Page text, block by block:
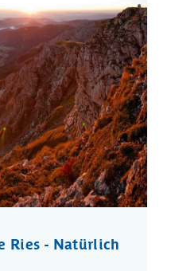
Ries - Natürlich